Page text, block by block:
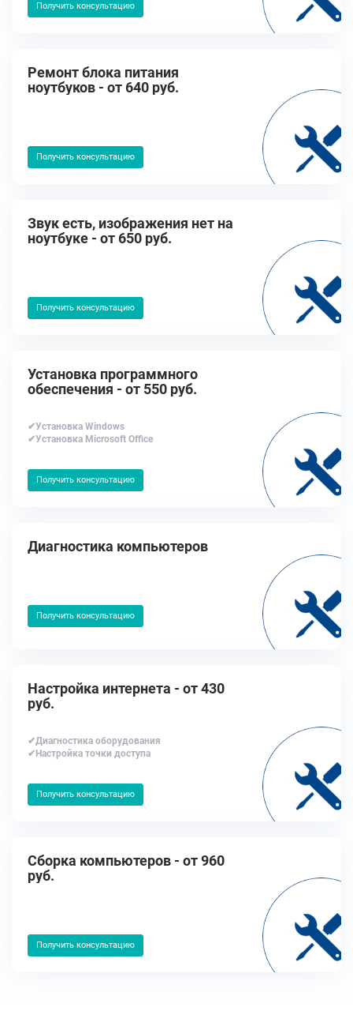
Получить консультацию
Ремонт блока питания
ноутбуков - от 640 руб.
Получить консультацию
Звук есть, изображения нет на
ноутбуке - от 650 руб.
Получить консультацию
Установка программного
обеспечения - от 550 руб.
✔Установка Windows
✔Установка Microsoft Office
Получить консультацию
Диагностика компьютеров
Получить консультацию
Настройка интернета - от 430
руб.
✔Диагностика оборудования
✔Настройка точки доступа
Получить консультацию
Сборка компьютеров - от 960
руб.
Получить консультацию